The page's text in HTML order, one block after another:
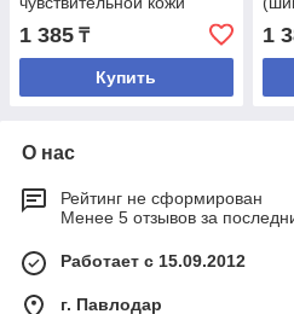
мл
1 385 ₸
Купить
1
О нас
Рейтинг не сформирован
Менее 5 отзывов за
Работает с 15.09.2012
г. Павлодар